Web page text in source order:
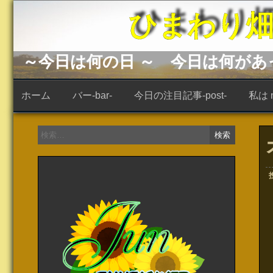
コ
へ
ス
キ
ひまわり
～今日は何の日 ～ 今日は何があ
ホーム バー-bar- 今日の注目記事-post- 私は
検
索: